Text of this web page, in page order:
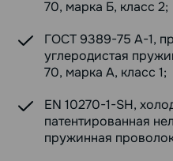
70, марка Б, класс 2;
ГОСТ 9389-75 А-1,
углеродистая
70, марка А, класс 1;
EN 10270-1-SH,
патентированная
пружинная